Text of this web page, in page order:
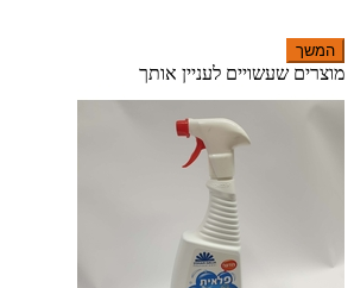
המשך
מוצרים שעשויים לעניין אותך